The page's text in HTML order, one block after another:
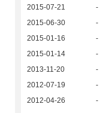
2015-07-21
-
2015-06-30
-
2015-01-16
-
2015-01-14
-
2013-11-20
-
2012-07-19
-
2012-04-26
-